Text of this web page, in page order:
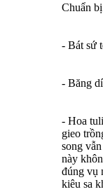
Chuẩn
- Bát sứ
- Băng
- Hoa
gieo
song
này
đúng vụ
kiêu sa